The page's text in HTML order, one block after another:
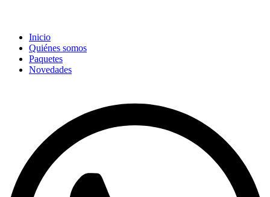
Inicio
Quiénes somos
Paquetes
Novedades